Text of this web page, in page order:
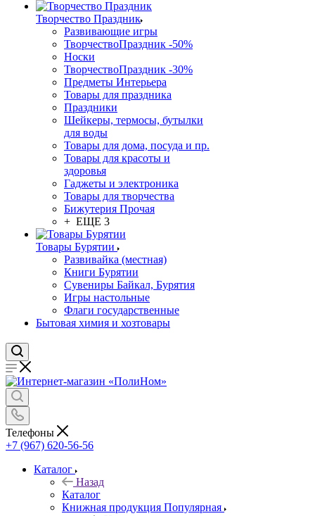
Творчество Праздник
Развивающие игры
ТворчествоПраздник -50%
Носки
ТворчествоПраздник -30%
Предметы Интерьера
Товары для праздника
Праздники
Шейкеры, термосы, бутылки
для воды
Товары для дома, посуда и пр.
Товары для красоты и
здоровья
Гаджеты и электроника
Товары для творчества
Бижутерия Прочая
+ ЕЩЕ 3
Товары Бурятии
Развивайка (местная)
Книги Бурятии
Сувениры Байкал, Бурятия
Игры настольные
Флаги государственные
Бытовая химия и хозтовары
Телефоны
+7 (967) 620-56-56
Каталог
Назад
Каталог
Книжная продукция Популярная